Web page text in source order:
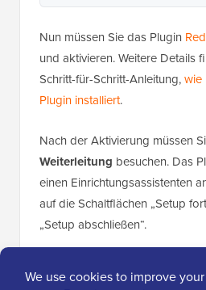
Nun müssen Sie das Plugin
und aktivieren. Weitere Details
Schritt-für-Schritt-Anleitung,wie
Plugin installiert.
Nach der Aktivierung müssen
Weiterleitung besuchen. Das
einen Einrichtungsassistenten
auf die Schaltflächen „Setup
„Setup abschließen“.